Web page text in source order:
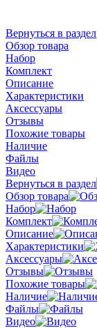
Вернуться в раздел
Обзор товара
Набор
Комплект
Описание
Характеристики
Аксессуары
Отзывы
Похожие товары
Наличие
Файлы
Видео
Вернуться в раздел
Обзор товара
Набор
Комплект
Описание
Характеристики
Аксессуары
Отзывы
Похожие товары
Наличие
Файлы
Видео